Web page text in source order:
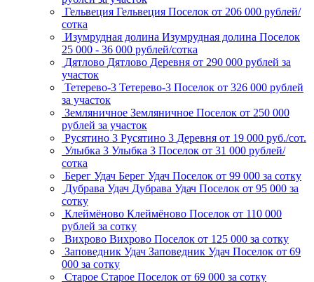
Гельвеция Гельвеция Поселок от 206 000 рублей/
сотка
Изумрудная долина Изумрудная долина Поселок
25 000 - 36 000 рублей/сотка
Дятлово Дятлово Деревня от 290 000 рублей за
участок
Тетерево-3 Тетерево-3 Поселок от 326 000 рублей
за участок
Земляничное Земляничное Поселок от 250 000
рублей за участок
Русятино 3 Русятино 3 Деревня от 19 000 руб./сот.
Улыбка 3 Улыбка 3 Поселок от 31 000 рублей/
сотка
Берег Удач Берег Удач Поселок от 99 000 за сотку
Дубрава Удач Дубрава Удач Поселок от 95 000 за
сотку
Клеймёново Клеймёново Поселок от 110 000
рублей за сотку
Вихрово Вихрово Поселок от 125 000 за сотку
Заповедник Удач Заповедник Удач Поселок от 69
000 за сотку
Старое Старое Поселок от 69 000 за сотку